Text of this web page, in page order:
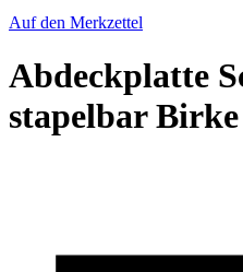
Auf den Merkzettel
Abdeckplatte
stapelbar Birke